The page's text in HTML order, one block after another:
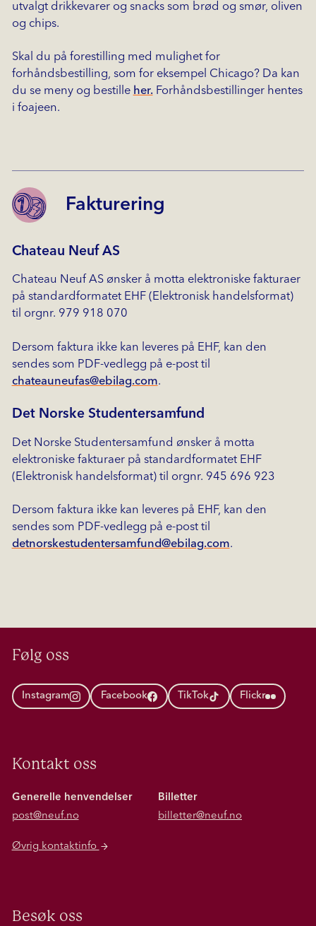
utvalgt drikkevarer og snacks som brød og smør, oliven
og chips.
Skal du på forestilling med mulighet for
forhåndsbestilling, som for eksempel Chicago? Da kan
du se meny og bestille her. Forhåndsbestillinger hentes
i foajeen.
Fakturering
Chateau Neuf AS
Chateau Neuf AS ønsker å motta elektroniske fakturaer
på standardformatet EHF (Elektronisk handelsformat)
til orgnr. 979 918 070
Dersom faktura ikke kan leveres på EHF, kan den
sendes som PDF-vedlegg på e-post til
chateauneufas@ebilag.com.
Det Norske Studentersamfund
Det Norske Studentersamfund ønsker å motta
elektroniske fakturaer på standardformatet EHF
(Elektronisk handelsformat) til orgnr. 945 696 923
Dersom faktura ikke kan leveres på EHF, kan den
sendes som PDF-vedlegg på e-post til
detnorskestudentersamfund@ebilag.com.
Følg oss
Instagram Facebook TikTok Flickr
Kontakt oss
Generelle henvendelser
post@neuf.no
Billetter
billetter@neuf.no
Øvrig kontaktinfo
Besøk oss